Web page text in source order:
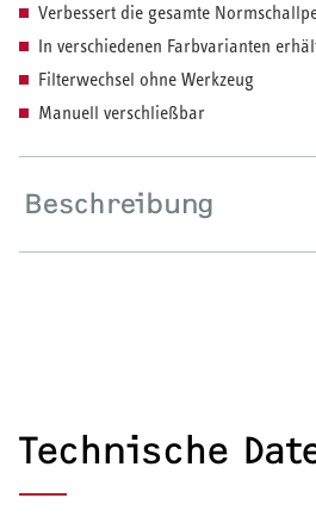
Nachtspeicherheizung
Verbessert die gesamte
In verschiedenen Farbvarianten
Filterwechsel ohne Werkzeug
Manuell verschließbar
Beschreibung
Technische